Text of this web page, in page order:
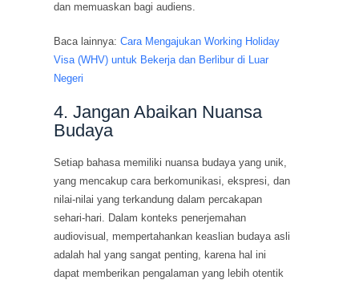
dan memuaskan bagi audiens.
Baca lainnya:Cara Mengajukan Working Holiday
Visa (WHV) untuk Bekerja dan Berlibur di Luar
Negeri
4. Jangan Abaikan Nuansa
Budaya
Setiap bahasa memiliki nuansa budaya yang unik,
yang mencakup cara berkomunikasi, ekspresi, dan
nilai-nilai yang terkandung dalam percakapan
sehari-hari. Dalam konteks penerjemahan
audiovisual, mempertahankan keaslian budaya asli
adalah hal yang sangat penting, karena hal ini
dapat memberikan pengalaman yang lebih otentik